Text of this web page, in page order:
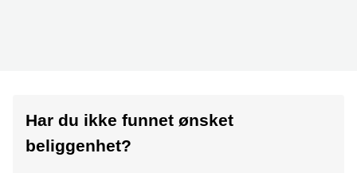
Har du ikke funnet ønsket
beliggenhet?